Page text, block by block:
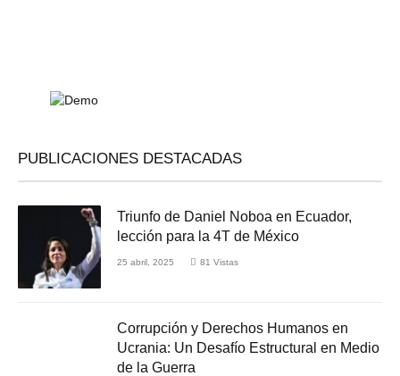
PUBLICACIONES DESTACADAS
Triunfo de Daniel Noboa en Ecuador,
lección para la 4T de México
25 abril, 2025 81 Vistas
Corrupción y Derechos Humanos en
Ucrania: Un Desafío Estructural en Medio
de la Guerra